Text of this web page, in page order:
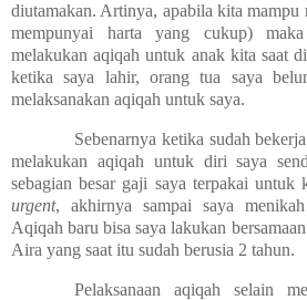
diutamakan. Artinya, apabila kita mampu
mempunyai harta yang cukup)
melakukan aqiqah untuk anak kita saat
ketika saya lahir, orang tua saya
melaksanakan aqiqah untuk saya.
Sebenarnya ketika sudah
melakukan aqiqah untuk diri saya
sebagian besar gaji saya terpakai untuk
urgent, akhirnya sampai saya
Aqiqah baru bisa saya lakukan
Aira yang saat itu sudah berusia 2 tahun.
Pelaksanaan aqiqah selain